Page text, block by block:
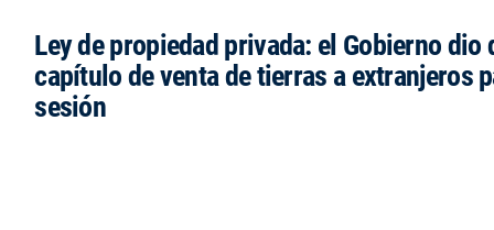
Ley de propiedad privada: el Gobierno dio
capítulo de venta de tierras a extranjeros
sesión